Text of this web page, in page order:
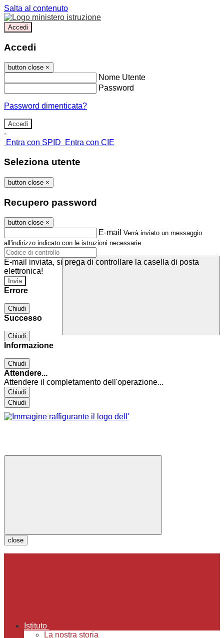
Salta al contenuto
Accedi
Accedi
button close ×
Nome Utente
Password
Password dimenticata?
-
Entra con SPID
Entra con CIE
Seleziona utente
button close ×
Recupero password
button close ×
E-mail Verrà inviato un messaggio
all'indirizzo indicato con le istruzioni necessarie.
E-mail inviata, si prega di controllare la casella di posta
elettronica!
Errore
Chiudi
Successo
Chiudi
Informazione
Chiudi
Attendere...
Attendere il completamento dell'operazione...
Chiudi
Chiudi
close
Istituto
La nostra storia